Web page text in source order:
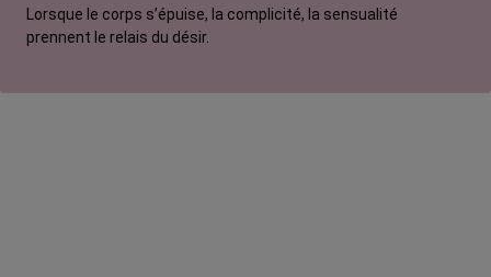
Lorsque le corps s’épuise, la complicité, la sensualité
prennent le relais du désir.